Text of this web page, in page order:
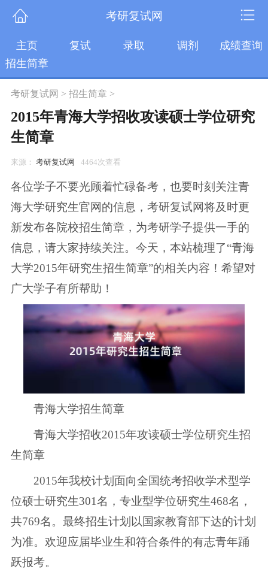
考研复试网
主页 复试 录取 调剂
成绩查询
招生简章
考研复试网 > 招生简章>
2015年青海大学招收攻读硕士学位研究
生简章
来源： 考研复试网 4464次查看
各位学子不要光顾着忙碌备考，也要时刻关注青
海大学研究生官网的信息，考研复试网将及时更
新发布各院校招生简章，为考研学子提供一手的
信息，请大家持续关注。今天，本站梳理了“青海
大学2015年研究生招生简章”的相关内容！希望对
广大学子有所帮助！
青海大学招生简章
青海大学招收2015年攻读硕士学位研究生招
生简章
2015年我校计划面向全国统考招收学术型学
位硕士研究生301名，专业型学位研究生468名，
共769名。最终招生计划以国家教育部下达的计划
为准。欢迎应届毕业生和符合条件的有志青年踊
跃报考。